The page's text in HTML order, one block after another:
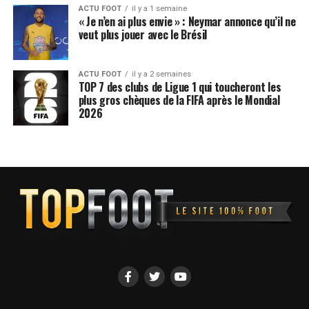
deux camps, sera diffusée en direct sur
permettant aux fans de suivre ce duel européen majeur.
L’enjeu est important pour les deux équipes, avec des
points précieux à aller chercher dans la course à la
qualification.
Match
Compé
Liverpo
des
ons
i 21
me
ACTU FOOT il y a 1 semaine
« Je n’en ai plus envie » : Neymar annonce qu’il ne
veut plus jouer avec le Brésil
ACTU FOOT il y a 2 semaines
TOP 7 des clubs de Ligue 1 qui toucheront les
plus gros chèques de la FIFA après le Mondial
2026